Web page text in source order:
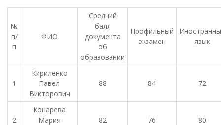
№
п/
п
ФИО
Средний
балл
документа
об
образовании
Профильный
экзамен
язык
1
Кириленко
Павел
Викторович
88 84 72
2
Конарева
Мария
82 76 80